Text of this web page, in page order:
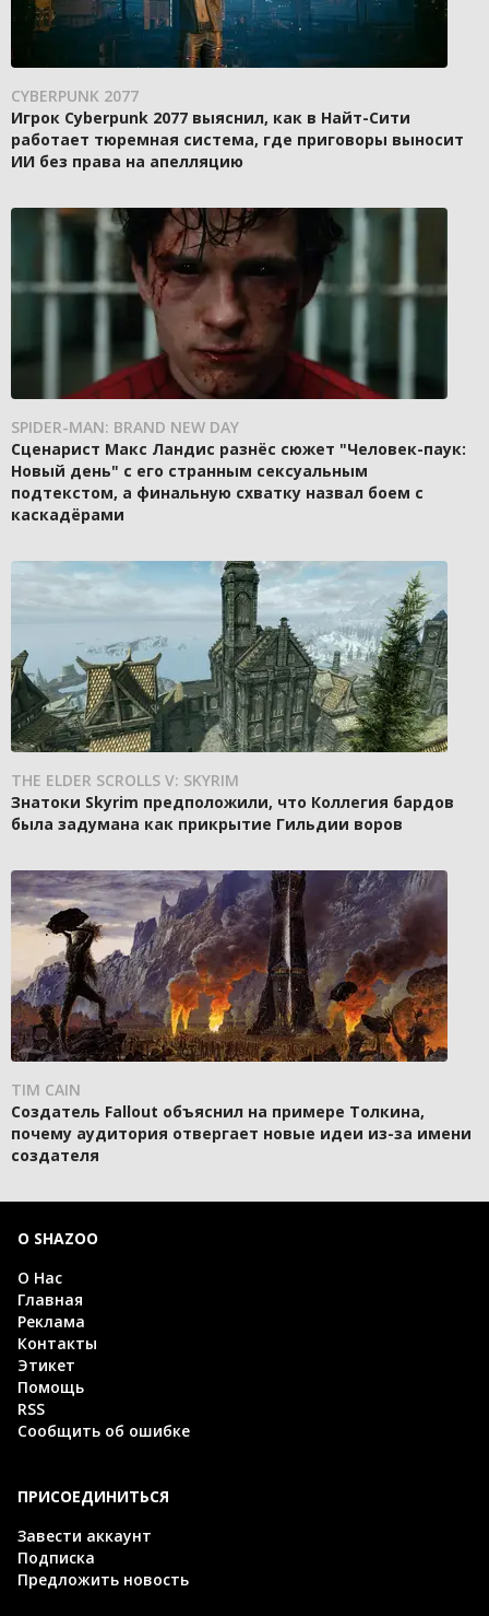
CYBERPUNK 2077
Игрок Cyberpunk 2077 выяснил, как в Найт-Сити
работает тюремная система, где приговоры выносит
ИИ без права на апелляцию
SPIDER-MAN: BRAND NEW DAY
Сценарист Макс Ландис разнёс сюжет "Человек-паук:
Новый день" с его странным сексуальным
подтекстом, а финальную схватку назвал боем с
каскадёрами
THE ELDER SCROLLS V: SKYRIM
Знатоки Skyrim предположили, что Коллегия бардов
была задумана как прикрытие Гильдии воров
TIM CAIN
Создатель Fallout объяснил на примере Толкина,
почему аудитория отвергает новые идеи из-за имени
создателя
О SHAZOO
О Нас
Главная
Реклама
Контакты
Этикет
Помощь
RSS
Сообщить об ошибке
ПРИСОЕДИНИТЬСЯ
Завести аккаунт
Подписка
Предложить новость